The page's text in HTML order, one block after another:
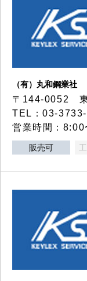
（有）丸和鋼業社
〒144-0052
TEL：03-
営業時間：
販売可